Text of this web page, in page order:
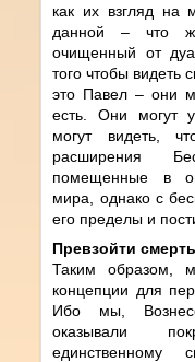
как их взгляд на
данной – что
очищенный от
того чтобы видеть
это Павел – они
есть. Они могут
могут видеть,
расширения
помещенные в
мира, однако с
его пределы и
Превзойти смерть
Таким образом,
концепции для
Ибо мы,
оказывали
единственному